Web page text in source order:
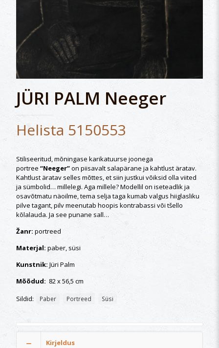
JÜRI PALM Neeger
Helista 5150553
Stiliseeritud, mõningase karikatuurse joonega
portree “Neeger”on piisavalt salapärane ja kahtlust äratav.
Kahtlust äratav selles mõttes, et siin justkui võiksid olla viited
ja sümbolid… millelegi. Aga millele? Modellil on iseteadlik ja
osavõtmatu näoilme, tema selja taga kumab valgus hiiglasliku
pilve tagant, pilv meenutab hoopis kontrabassi või tšello
kõlalauda. Ja see punane sall…
Žanr: portreed
Materjal: paber, süsi
Kunstnik: Jüri Palm
Mõõdud: 82 x 56,5 cm
Sildid:
Paber Portreed Süsi
Kirjeldus